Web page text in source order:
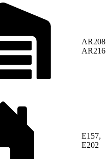
AR216
E157,
E202